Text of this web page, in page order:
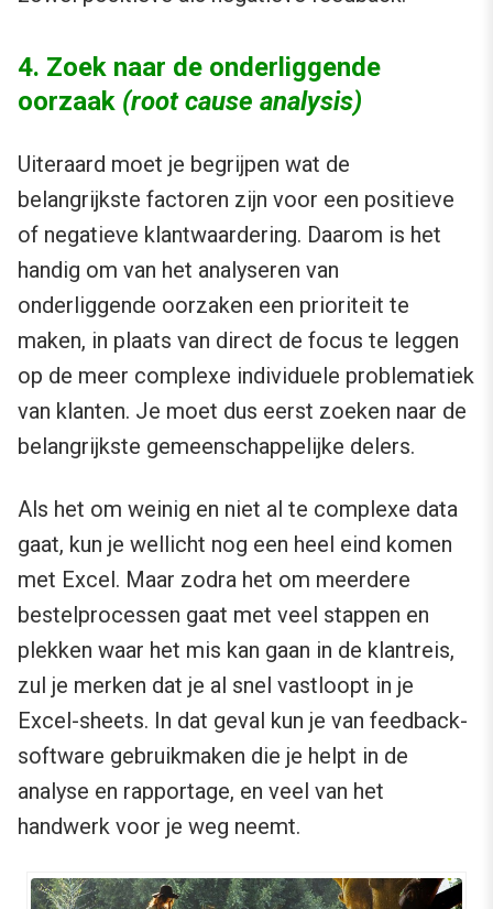
4. Zoek naar de onderliggende
oorzaak (root cause analysis)
Uiteraard moet je begrijpen wat de
belangrijkste factoren zijn voor een positieve
of negatieve klantwaardering. Daarom is het
handig om van het analyseren van
onderliggende oorzaken een prioriteit te
maken, in plaats van direct de focus te leggen
op de meer complexe individuele problematiek
van klanten. Je moet dus eerst zoeken naar de
belangrijkste gemeenschappelijke delers.
Als het om weinig en niet al te complexe data
gaat, kun je wellicht nog een heel eind komen
met Excel. Maar zodra het om meerdere
bestelprocessen gaat met veel stappen en
plekken waar het mis kan gaan in de klantreis,
zul je merken dat je al snel vastloopt in je
Excel-sheets. In dat geval kun je van feedback-
software gebruikmaken die je helpt in de
analyse en rapportage, en veel van het
handwerk voor je weg neemt.